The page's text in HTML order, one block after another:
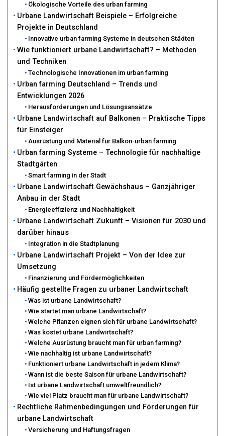
Ökologische Vorteile des urban farming
Urbane Landwirtschaft Beispiele – Erfolgreiche
Projekte in Deutschland
Innovative urban farming Systeme in deutschen Städten
Wie funktioniert urbane Landwirtschaft? – Methoden
und Techniken
Technologische Innovationen im urban farming
Urban farming Deutschland – Trends und
Entwicklungen 2026
Herausforderungen und Lösungsansätze
Urbane Landwirtschaft auf Balkonen – Praktische Tipps
für Einsteiger
Ausrüstung und Material für Balkon-urban farming
Urban farming Systeme – Technologie für nachhaltige
Stadtgärten
Smart farming in der Stadt
Urbane Landwirtschaft Gewächshaus – Ganzjähriger
Anbau in der Stadt
Energieeffizienz und Nachhaltigkeit
Urbane Landwirtschaft Zukunft – Visionen für 2030 und
darüber hinaus
Integration in die Stadtplanung
Urbane Landwirtschaft Projekt – Von der Idee zur
Umsetzung
Finanzierung und Fördermöglichkeiten
Häufig gestellte Fragen zu urbaner Landwirtschaft
Was ist urbane Landwirtschaft?
Wie startet man urbane Landwirtschaft?
Welche Pflanzen eignen sich für urbane Landwirtschaft?
Was kostet urbane Landwirtschaft?
Welche Ausrüstung braucht man für urban farming?
Wie nachhaltig ist urbane Landwirtschaft?
Funktioniert urbane Landwirtschaft in jedem Klima?
Wann ist die beste Saison für urbane Landwirtschaft?
Ist urbane Landwirtschaft umweltfreundlich?
Wie viel Platz braucht man für urbane Landwirtschaft?
Rechtliche Rahmenbedingungen und Förderungen für
urbane Landwirtschaft
Versicherung und Haftungsfragen